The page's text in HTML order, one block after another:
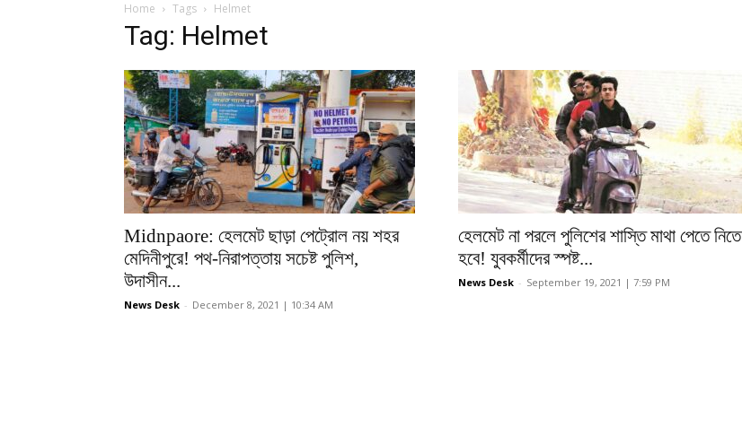
Home Tags Helmet
Tag: Helmet
Midnpaore: হেলমেট ছাড়া পেট্রোল নয় শহর
মেদিনীপুরে! পথ-নিরাপত্তায় সচেষ্ট পুলিশ,
উদাসীন...
News Desk - December 8, 2021 | 10:34 AM
হেলমেট না পরলে পুলিশের শাস্তি মাথা পেতে নিতে
হবে! যুবকর্মীদের স্পষ্ট...
News Desk - September 19, 2021 | 7:59 PM